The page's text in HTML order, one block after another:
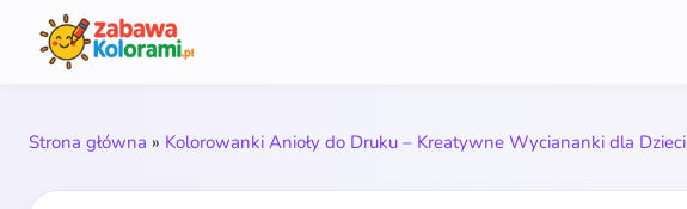
Strona główna » Kolorowanki Anioły do Druku – Kreatywne Wyciananki dla Dzieci